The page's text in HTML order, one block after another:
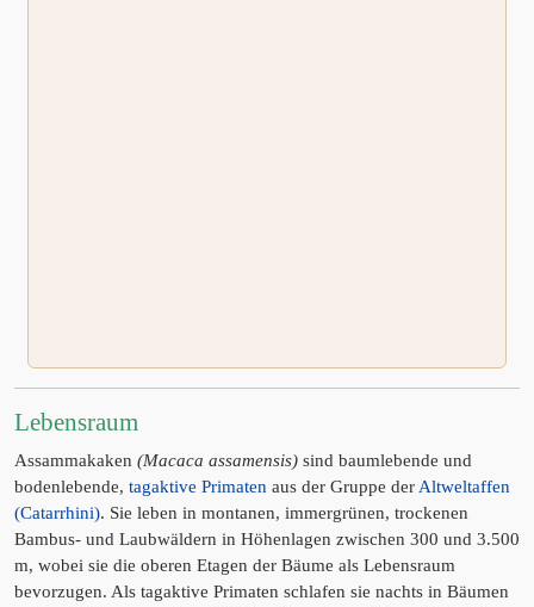
Lebensraum
Assammakaken (Macaca assamensis) sind baumlebende und
bodenlebende, tagaktive Primaten aus der Gruppe der Altweltaffen
(Catarrhini). Sie leben in montanen, immergrünen, trockenen
Bambus- und Laubwäldern in Höhenlagen zwischen 300 und 3.500
m, wobei sie die oberen Etagen der Bäume als Lebensraum
bevorzugen. Als tagaktive Primaten schlafen sie nachts in Bäumen